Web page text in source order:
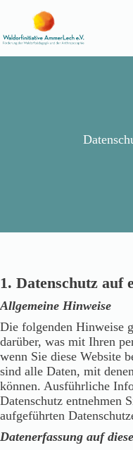
springen
1. Datenschutz auf
Allgemeine Hinweise
Die folgenden Hinweise
darüber, was mit Ihren
wenn Sie diese Website
sind alle Daten, mit
können. Ausführliche
Datenschutz entnehmen
aufgeführten
Datenerfassung auf